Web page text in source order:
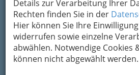
Details zur Verarbeitung Ihrer
Rechten finden Sie in der
Hier können Sie Ihre
widerrufen sowie einzelne
abwählen. Notwendige Cookies
können nicht abgewählt werden.
Jugendstil war nie wirklich
moderner Ausstattung eine
Altwarenhändler bzw.
Grazund Umgebung auf
Altwaren bzw.